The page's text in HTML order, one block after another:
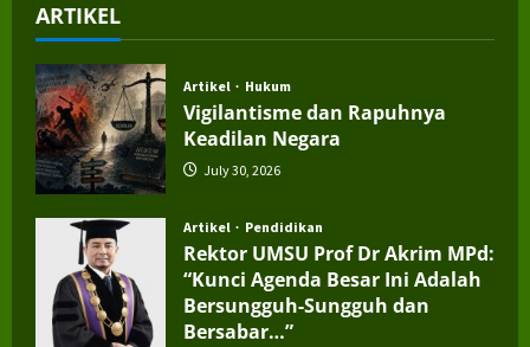
ARTIKEL
Artikel Hukum
Vigilantisme dan Rapuhnya
Keadilan Negara
July 30, 2026
Artikel Pendidikan
Rektor UMSU Prof Dr Akrim MPd:
“Kunci Agenda Besar Ini Adalah
Bersungguh-Sungguh dan
Bersabar…”